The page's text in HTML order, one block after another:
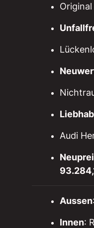
Audi
Aussen
Innen: